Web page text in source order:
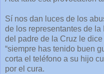
Sí nos dan luces de los
de los representantes de
del padre de la Cruz le
“siempre has tenido buen
corta el teléfono a su hijo
por el cura.